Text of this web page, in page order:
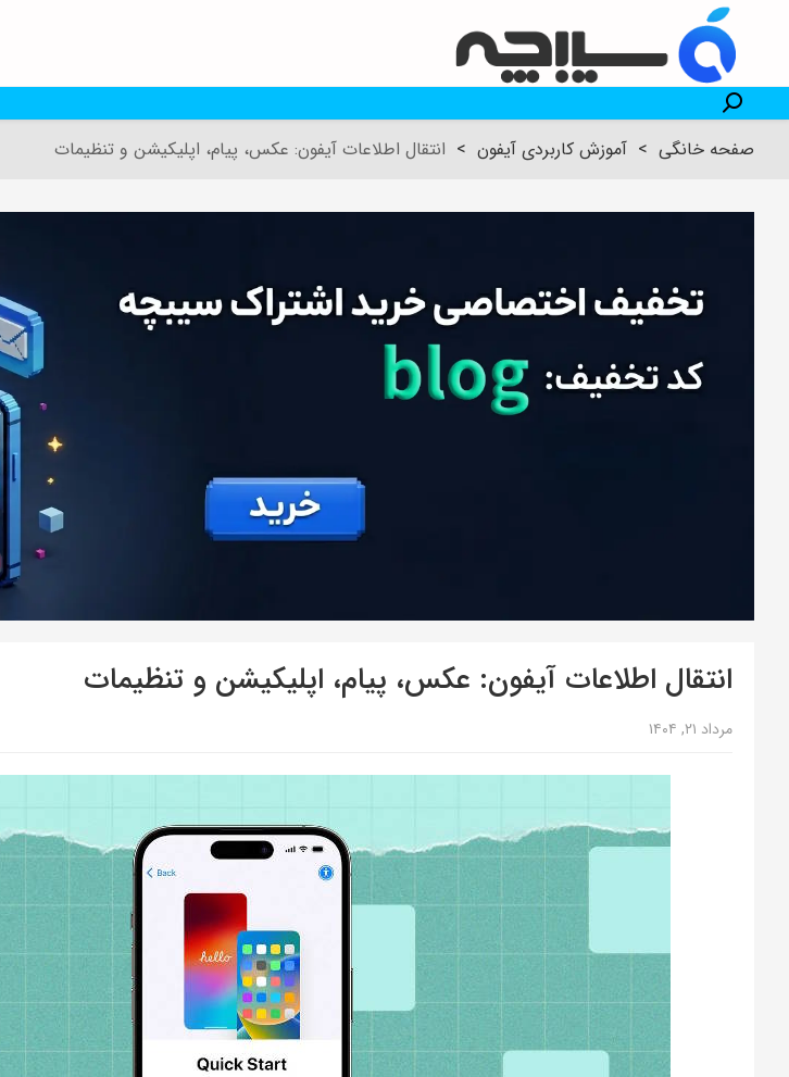
صفحه خانگی > آموزش کاربردی آیفون > انتقال اطلاعات آیفون: عکس، پیام، اپلیکیشن و تنظیمات
انتقال اطلاعات آیفون: عکس، پیام، اپلیکیشن و تنظیمات
مرداد ۲۱, ۱۴۰۴